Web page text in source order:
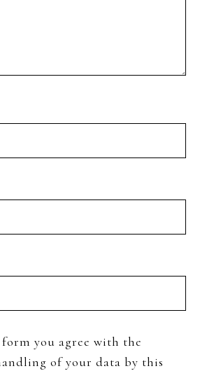
you agree with the
of your data by this